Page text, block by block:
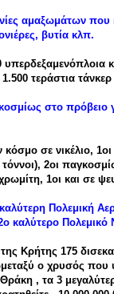
αμαξωμάτων που
βυτία κλπ.
υπερδεξαμενόπλοια
τεράστια
στο πρόβειο
κόσμο σε νικέλιο,
2οι
1οι και σε
Πολεμική
καλύτερο
Κρήτης 175
ο χρυσός που
Θράκη , τα 3